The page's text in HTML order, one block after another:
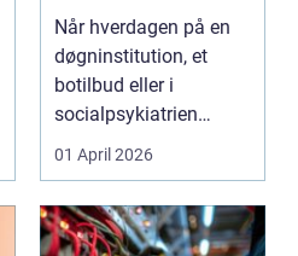
du den rette hjælp
Når hverdagen på en
døgninstitution, et
botilbud eller i
socialpsykiatrien
pludselig ændrer sig,
kan...
01 April 2026